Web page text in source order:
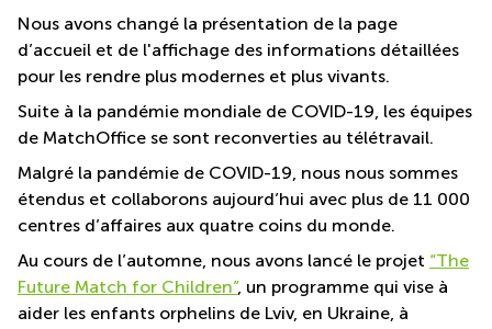
Nous avons changé la présentation de la page
d’accueil et de l'affichage des informations détaillées
pour les rendre plus modernes et plus vivants.
Suite à la pandémie mondiale de COVID-19, les équipes
de MatchOffice se sont reconverties au télétravail.
Malgré la pandémie de COVID-19, nous nous sommes
étendus et collaborons aujourd’hui avec plus de 11 000
centres d’affaires aux quatre coins du monde.
Au cours de l’automne, nous avons lancé le projet “The
Future Match for Children”, un programme qui vise à
aider les enfants orphelins de Lviv, en Ukraine, à